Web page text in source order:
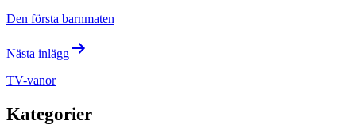
Den första barnmaten
Nästa inlägg
TV-vanor
Kategorier